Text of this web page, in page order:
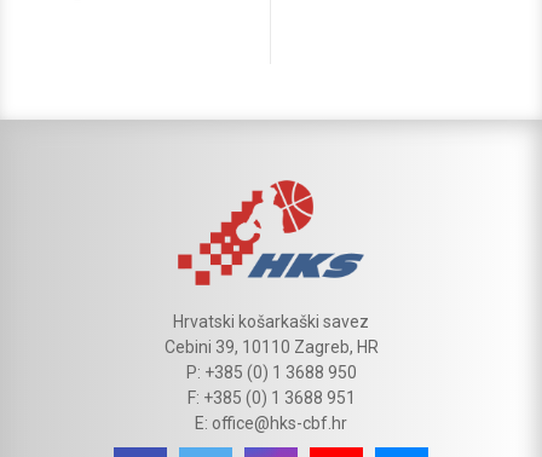
Hrvatski košarkaški savez
Cebini 39, 10110 Zagreb, HR
P: +385 (0) 1 3688 950
F: +385 (0) 1 3688 951
E: office@hks-cbf.hr